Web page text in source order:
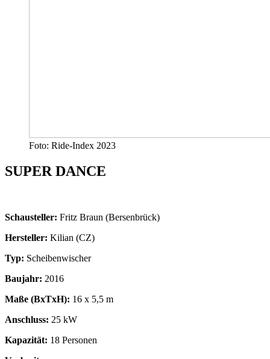
Foto: Ride-Index 2023
SUPER DANCE
Schausteller: Fritz Braun (Bersenbrück)
Hersteller: Kilian (CZ)
Typ: Scheibenwischer
Baujahr: 2016
Maße (BxTxH): 16 x 5,5 m
Anschluss: 25 kW
Kapazität: 18 Personen